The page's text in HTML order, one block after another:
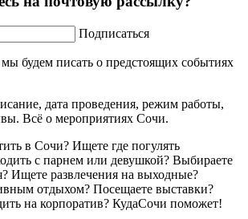
Подписаться
будем писать о предстоящих событиях
дата проведения, режим работы,
Всё о мероприятиях Сочи.
в Сочи? Ищете где погулять
с парнем или девушкой? Выбираете
Ищете развлечения на выходные?
отдыхом? Посещаете выставки?
на корпоратив? КудаСочи поможет!